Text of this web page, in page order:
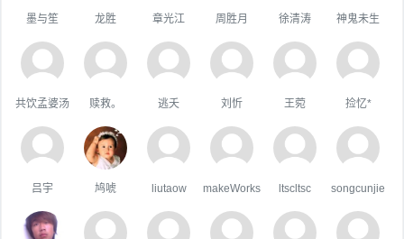
墨与笙 龙胜 章光江 周胜月 徐清涛 神鬼未生
共饮孟婆汤 赎救。 逃夭 刘忻 王菀 捡忆*
吕宇 鸠唬 liutaow makeWorks ltscltsc songcunjie